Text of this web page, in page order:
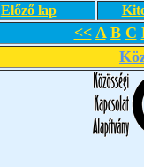
Előző lap
<< A B C